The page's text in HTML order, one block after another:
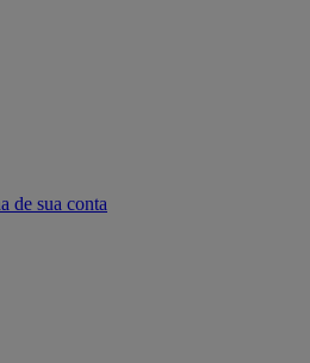
de sua conta